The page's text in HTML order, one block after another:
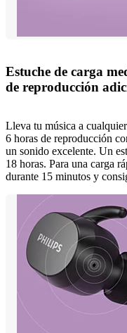
Estuche de carga
de reproducción
Lleva tu música a
6 horas de reproducción
un sonido excelente. Un
18 horas. Para una carga
durante 15 minutos y